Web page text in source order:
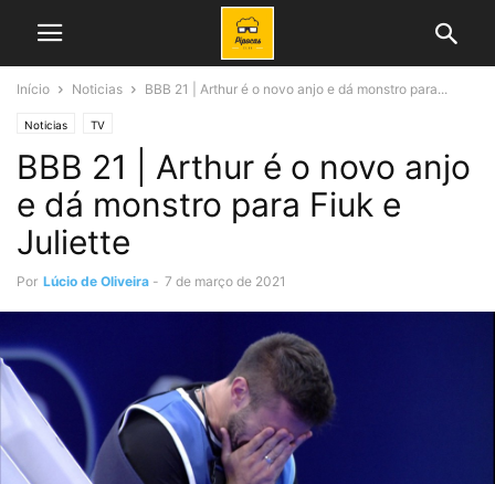
Início Noticias BBB 21 | Arthur é o novo anjo e dá monstro para...
Noticias TV
BBB 21 | Arthur é o novo anjo
e dá monstro para Fiuk e
Juliette
Por Lúcio de Oliveira - 7 de março de 2021